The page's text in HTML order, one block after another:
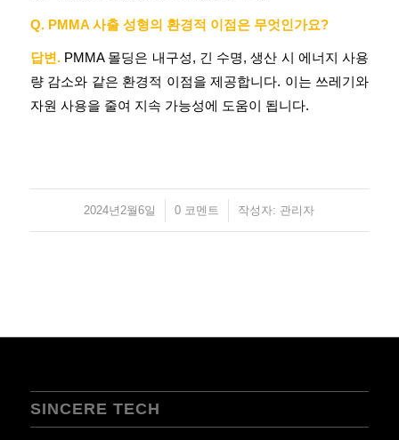
Q. PMMA 사출 성형의 환경적 이점은 무엇인가요?
답변.PMMA 몰딩은 내구성, 긴 수명, 생산 시 에너지 사용
량 감소와 같은 환경적 이점을 제공합니다. 이는 쓰레기와
자원 사용을 줄여 지속 가능성에 도움이 됩니다.
2024년2월6일
/ 0 코멘트
/ 작성자: 관리자
SINCERE TECH